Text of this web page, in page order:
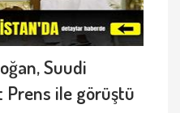
Suudi
Prens ile görüştü